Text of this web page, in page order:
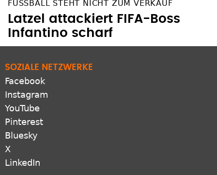
Latzel attackiert FIFA-Boss
Infantino scharf
Facebook
Instagram
YouTube
Pinterest
Bluesky
X
LinkedIn